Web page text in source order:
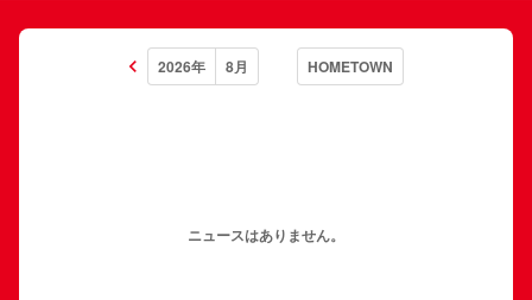
keyboard_arrow_left
ニュースはありません。